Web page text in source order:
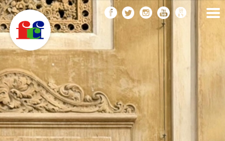
Vés
al
contingut
FEDERACIÓ CATALANA
DE FOTOGRAFIA
F
C
F